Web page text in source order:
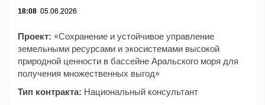
18:08 05.06.2026
Проект: «Сохранение и устойчивое управление
земельными ресурсами и экосистемами высокой
природной ценности в бассейне Аральского моря для
получения множественных выгод»
Тип контракта: Национальный консультант